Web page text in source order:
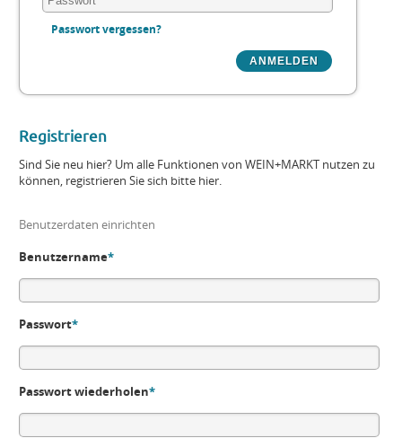
Passwort vergessen?
Registrieren
Sind Sie neu hier? Um alle Funktionen von WEIN+MARKT nutzen zu
können, registrieren Sie sich bitte hier.
Benutzerdaten einrichten
Benutzername*
Passwort*
Passwort wiederholen*